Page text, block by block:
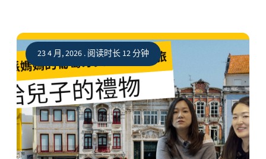
23 4 月, 2026 . 阅读时长 12 分钟